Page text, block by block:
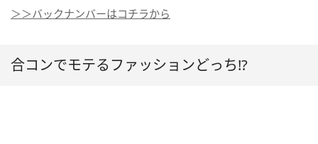
＞＞バックナンバーはコチラから
合コンでモテるファッションどっち!?